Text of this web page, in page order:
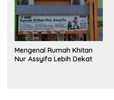
Mengenal Rumah Khitan
Nur Assyifa Lebih Dekat